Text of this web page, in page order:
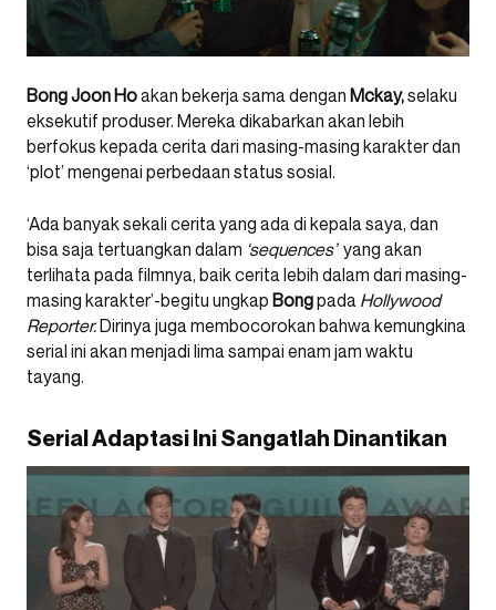
Bong Joon Hoakan bekerja sama dengan Mckay,selaku
eksekutif produser. Mereka dikabarkan akan lebih
berfokus kepada cerita dari masing-masing karakter dan
‘plot’ mengenai perbedaan status sosial.
‘Ada banyak sekali cerita yang ada di kepala saya, dan
bisa saja tertuangkan dalam ‘sequences’yang akan
terlihata pada filmnya, baik cerita lebih dalam dari masing-
masing karakter’-begitu ungkap Bongpada Hollywood
Reporter.Dirinya juga membocorokan bahwa kemungkina
serial ini akan menjadi lima sampai enam jam waktu
tayang.
Serial Adaptasi Ini Sangatlah Dinantikan